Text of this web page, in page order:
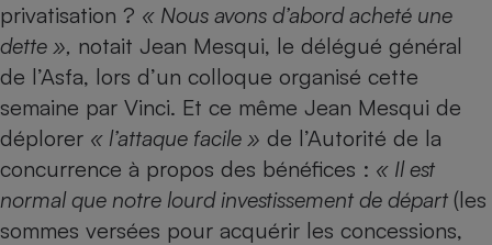
privatisation ? « Nous avons d’abord acheté une
dette », notait Jean Mesqui, le délégué général
de l’Asfa, lors d’un colloque organisé cette
semaine par Vinci. Et ce même Jean Mesqui de
déplorer « l’attaque facile » de l’Autorité de la
concurrence à propos des bénéfices : « Il est
normal que notre lourd investissement de départ (les
sommes versées pour acquérir les concessions,